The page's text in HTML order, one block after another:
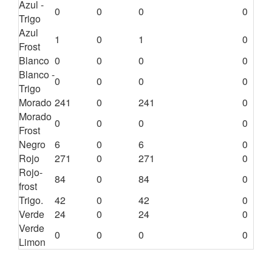
Azul -
Trigo
0 0 0
0
Azul
Frost
1 0 1
0
Blanco 0 0 0
0
Blanco -
Trigo
0 0 0
0
Morado 241 0 241
0
Morado
Frost
0 0 0
0
Negro
6 0 6
0
Rojo
271 0 271
0
Rojo-
frost
84 0 84
0
Trigo.
42 0 42
0
Verde
24 0 24
0
Verde
Limon
0 0 0 0